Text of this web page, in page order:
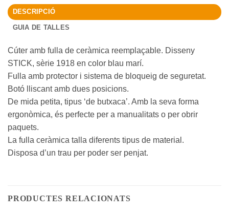
DESCRIPCIÓ
GUIA DE TALLES
Cúter amb fulla de ceràmica reemplaçable. Disseny
STICK, sèrie 1918 en color blau marí.
Fulla amb protector i sistema de bloqueig de seguretat.
Botó lliscant amb dues posicions.
De mida petita, tipus ‘de butxaca’. Amb la seva forma
ergonòmica, és perfecte per a manualitats o per obrir
paquets.
La fulla ceràmica talla diferents tipus de material.
Disposa d’un trau per poder ser penjat.
PRODUCTES RELACIONATS